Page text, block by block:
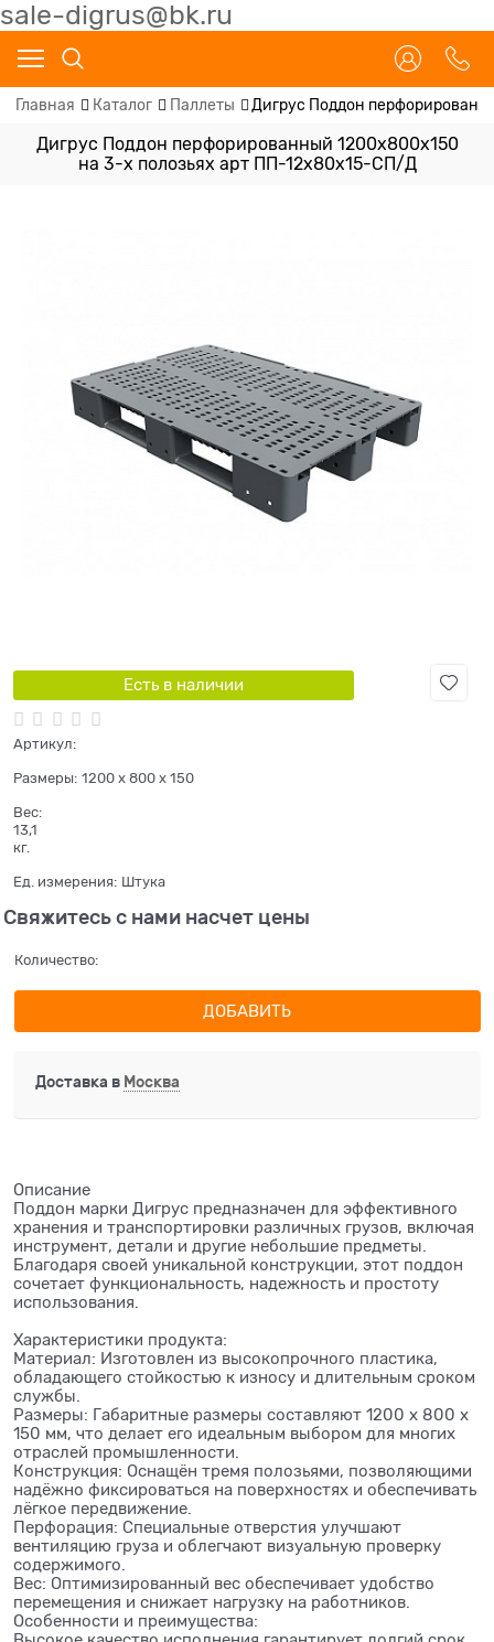
sale-digrus@bk.ru
Главная Каталог Паллеты Дигрус Поддон
Дигрус Поддон перфорированный 1200x800x150
на 3-х полозьях арт ПП-12х80х15-СП/Д
Есть в наличии
Артикул:
Размеры: 1200 x 800 x 150
Вес:
13,1
кг.
Ед. измерения: Штука
Свяжитесь с нами насчет цены
Количество:
ДОБАВИТЬ
Доставка в Москва
Описание
Поддон марки Дигрус предназначен для эффективного
хранения и транспортировки различных грузов, включая
инструмент, детали и другие небольшие предметы.
Благодаря своей уникальной конструкции, этот поддон
сочетает функциональность, надежность и простоту
использования.
Характеристики продукта:
Материал: Изготовлен из высокопрочного пластика,
обладающего стойкостью к износу и длительным сроком
службы.
Размеры: Габаритные размеры составляют 1200 x 800 x
150 мм, что делает его идеальным выбором для многих
отраслей промышленности.
Конструкция: Оснащён тремя полозьями, позволяющими
надёжно фиксироваться на поверхностях и обеспечивать
лёгкое передвижение.
Перфорация: Специальные отверстия улучшают
вентиляцию груза и облегчают визуальную проверку
содержимого.
Вес: Оптимизированный вес обеспечивает удобство
перемещения и снижает нагрузку на работников.
Особенности и преимущества: